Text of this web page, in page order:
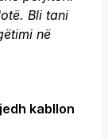
Bli tani
në
kabllon